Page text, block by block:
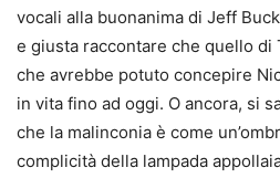
vocali alla buonanima di Jeff
e giusta raccontare che quello di
che avrebbe potuto concepire
in vita fino ad oggi. O ancora, si
che la malinconia è come
complicità della lampada